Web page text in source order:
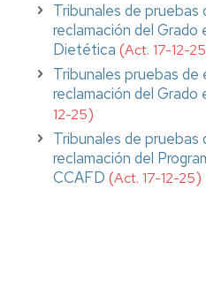
Tribunales de pruebas
reclamación del Grado
Dietética (Act. 17-12-25
Tribunales pruebas de
reclamación del Grado
12-25)
Tribunales de pruebas
reclamación del
CCAFD (Act. 17-12-25)